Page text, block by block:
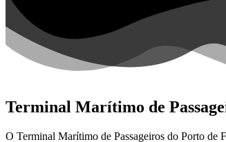
Terminal Marítimo de
O Terminal Marítimo de Passageiros do Porto de